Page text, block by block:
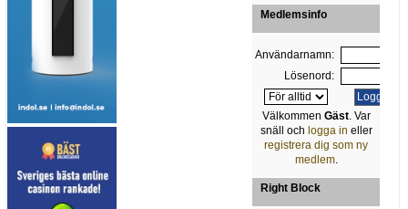
Medlemsinfo
Användarnamn:
Lösenord:
Välkommen Gäst. Var
snäll och logga in eller
registrera dig som ny
medlem.
Right Block